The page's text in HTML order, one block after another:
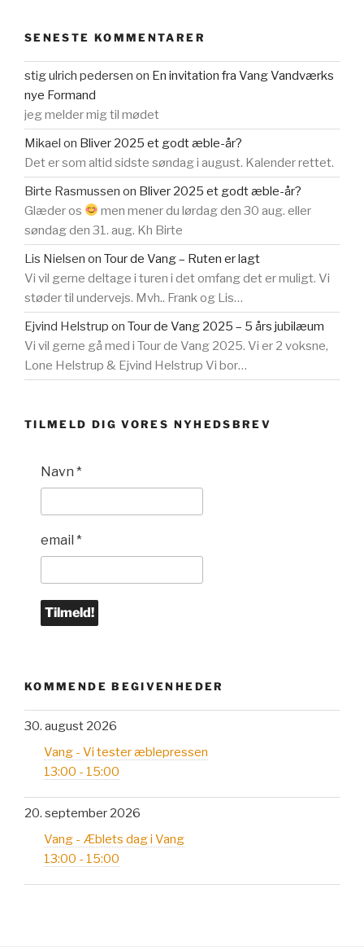
SENESTE KOMMENTARER
stig ulrich pedersen on En invitation fra Vang Vandværks
nye Formand
jeg melder mig til mødet
Mikael on Bliver 2025 et godt æble-år?
Det er som altid sidste søndag i august. Kalender rettet.
Birte Rasmussen on Bliver 2025 et godt æble-år?
Glæder os
men mener du lørdag den 30 aug. eller
søndag den 31. aug. Kh Birte
Lis Nielsen on Tour de Vang – Ruten er lagt
Vi vil gerne deltage i turen i det omfang det er muligt. Vi
støder til undervejs. Mvh.. Frank og Lis…
Ejvind Helstrup on Tour de Vang 2025 – 5 års jubilæum
Vi vil gerne gå med i Tour de Vang 2025. Vi er 2 voksne,
Lone Helstrup & Ejvind Helstrup Vi bor…
TILMELD DIG VORES NYHEDSBREV
Navn *
email *
KOMMENDE BEGIVENHEDER
30. august 2026
Vang - Vi tester æblepressen
13:00 - 15:00
20. september 2026
Vang - Æblets dag i Vang
13:00 - 15:00